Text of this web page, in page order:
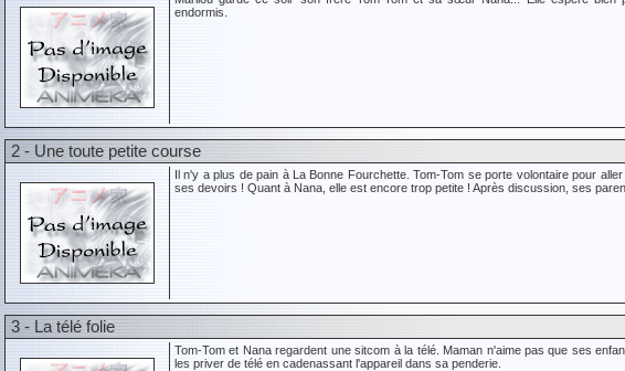
endormis.
2 - Une toute petite course
Il n'y a plus de pain à La Bonne Fourchette. Tom-Tom se porte volontaire pour
ses devoirs ! Quant à Nana, elle est encore trop petite ! Après discussion, ses
3 - La télé folie
Tom-Tom et Nana regardent une sitcom à la télé. Maman n'aime pas que ses
les priver de télé en cadenassant l'appareil dans sa penderie.